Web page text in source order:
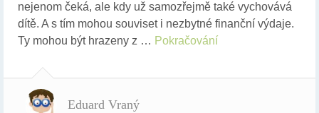
nejenom čeká, ale kdy už samozřejmě také vychovává
dítě. A s tím mohou souviset i nezbytné finanční výdaje.
Ty mohou být hrazeny z … Pokračování
Eduard Vraný